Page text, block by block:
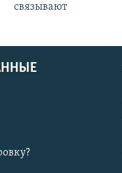
связывают